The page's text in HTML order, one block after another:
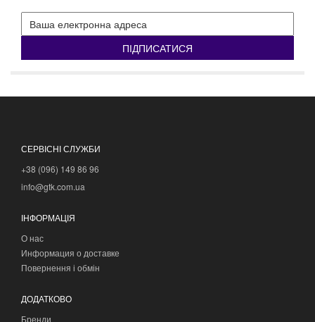
ПІДПИСАТИСЯ
СЕРВІСНІ СЛУЖБИ
+38 (096) 149 86 96
info@gtk.com.ua
ІНФОРМАЦІЯ
О нас
Информация о доставке
Повернення і обмін
ДОДАТКОВО
Бренди